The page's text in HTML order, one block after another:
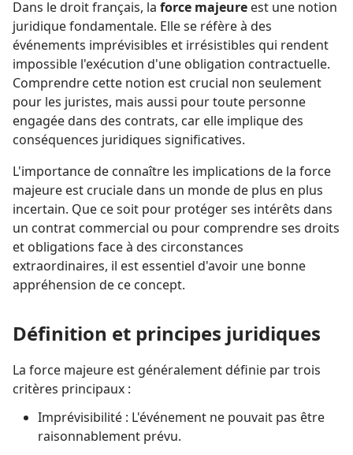
Dans le droit français, la force majeure est une notion
juridique fondamentale. Elle se réfère à des
événements imprévisibles et irrésistibles qui rendent
impossible l'exécution d'une obligation contractuelle.
Comprendre cette notion est crucial non seulement
pour les juristes, mais aussi pour toute personne
engagée dans des contrats, car elle implique des
conséquences juridiques significatives.
L'importance de connaître les implications de la force
majeure est cruciale dans un monde de plus en plus
incertain. Que ce soit pour protéger ses intérêts dans
un contrat commercial ou pour comprendre ses droits
et obligations face à des circonstances
extraordinaires, il est essentiel d'avoir une bonne
appréhension de ce concept.
Définition et principes juridiques
La force majeure est généralement définie par trois
critères principaux :
Imprévisibilité : L'événement ne pouvait pas être
raisonnablement prévu.